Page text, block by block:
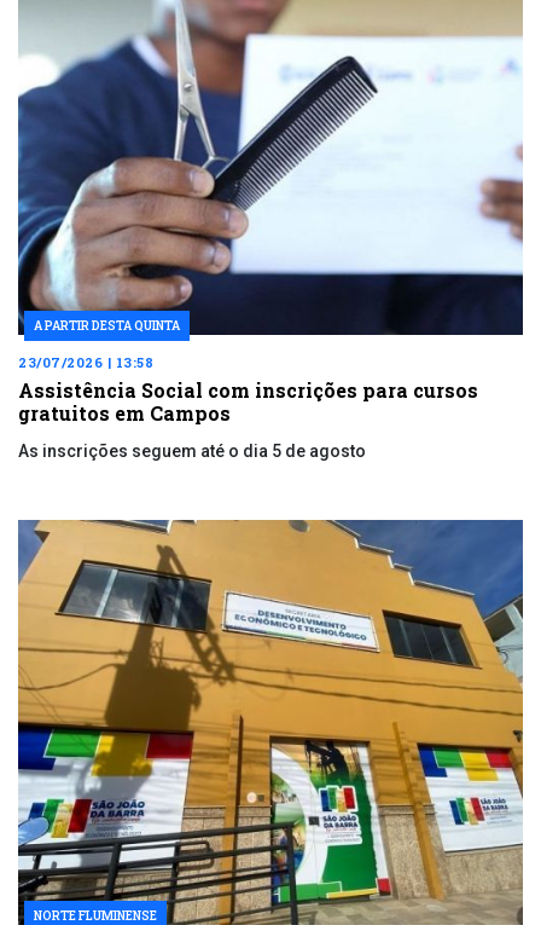
A PARTIR DESTA QUINTA
23/07/2026 | 13:58
Assistência Social com inscrições para cursos
gratuitos em Campos
As inscrições seguem até o dia 5 de agosto
NORTE FLUMINENSE